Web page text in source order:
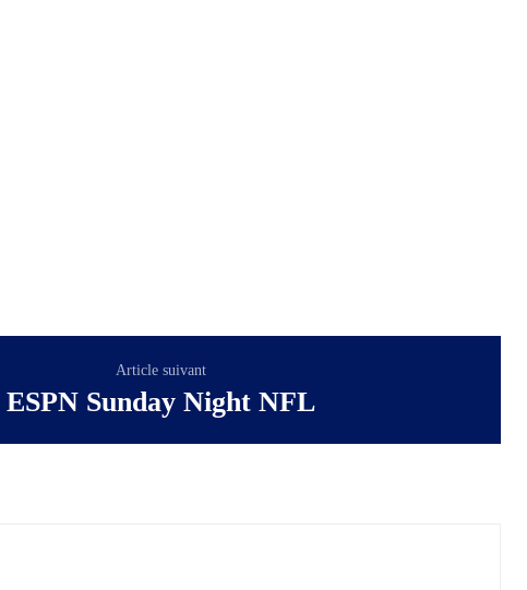
Article suivant
ESPN Sunday Night NFL